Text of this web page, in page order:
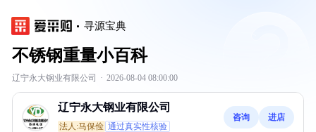
寻源宝典
不锈钢重量小百科
辽宁永大钢业有限公司 · 2026-08-04 08:00:00
辽宁永大钢业有限公司
法人:马保俭 通过真实性核验
咨询 进店